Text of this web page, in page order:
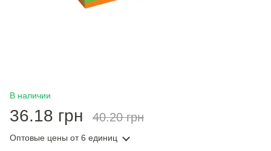
В наличии
36.18 грн 40.20 грн
Оптовые цены от 6 единиц